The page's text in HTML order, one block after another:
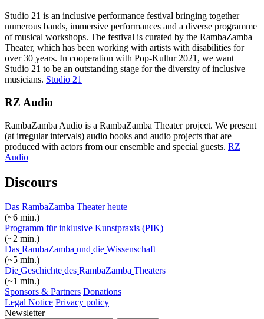
Studio 21 is an inclusive performance festival bringing together
numerous bands, immersive performances and a diverse programme
of musical workshops. The festival is curated by the RambaZamba
Theater, which has been working with artists with disabilities for
over 30 years. In cooperation with Pop-Kultur 2021, we want
Studio 21 to be an outstanding stage for the diversity of inclusive
musicians. Studio 21
RZ Audio
RambaZamba Audio is a RambaZamba Theater project. We present
(at irregular intervals) audio books and audio projects that are
produced with actors from our ensemble and special guests. RZ
Audio
Discours
Das RambaZamba Theater heute
(~6 min.)
Programm für inklusive Kunstpraxis (PIK)
(~2 min.)
Das RambaZamba und die Wissenschaft
(~5 min.)
Die Geschichte des RambaZamba Theaters
(~1 min.)
Sponsors & Partners Donations
Legal Notice Privacy policy
Newsletter